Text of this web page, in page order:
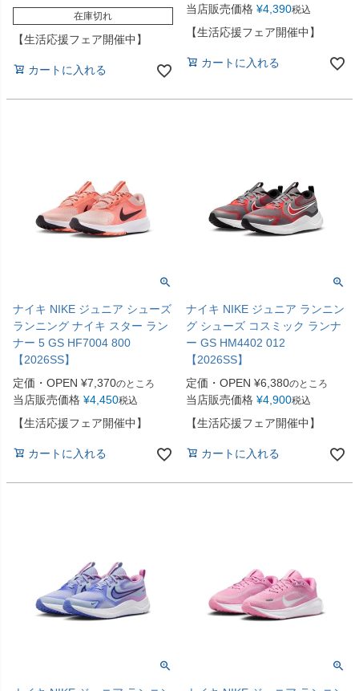
在庫切れ
【生活応援フェア開催中】
カートに入れる
当店販売価格 ¥4,390税込
【生活応援フェア開催中】
カートに入れる
ナイキ NIKE ジュニア シューズ
ランニング ナイキ スター ラン
ナー 5 GS HF7004 800
【2026SS】
定価・OPEN ¥7,370のところ
当店販売価格 ¥4,450税込
【生活応援フェア開催中】
カートに入れる
ナイキ NIKE ジュニア ランニン
グ シューズ コスミック ランナ
ー GS HM4402 012
【2026SS】
定価・OPEN ¥6,380のところ
当店販売価格 ¥4,900税込
【生活応援フェア開催中】
カートに入れる